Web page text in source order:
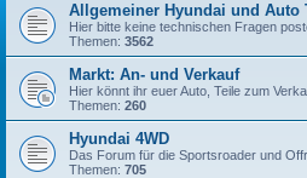
Allgemeiner Hyundai und Auto
Hier bitte keine technischen Fragen
Themen: 3562
Markt: An- und Verkauf
Hier könnt ihr euer Auto, Teile zum
Themen: 260
Hyundai 4WD
Das Forum für die Sportsroader und
Themen: 705